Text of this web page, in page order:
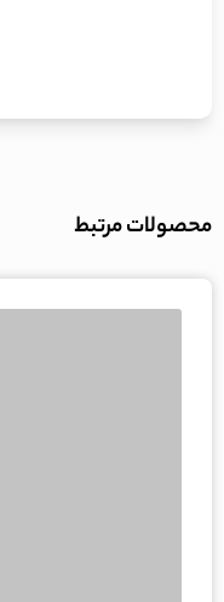
محصولات مرتبط